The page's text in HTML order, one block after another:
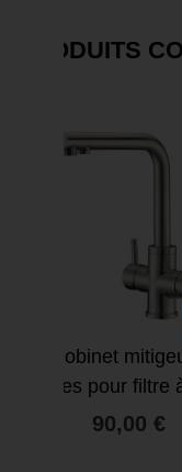
PRODUITS
Robinet
voies pour filtre
90,00 €